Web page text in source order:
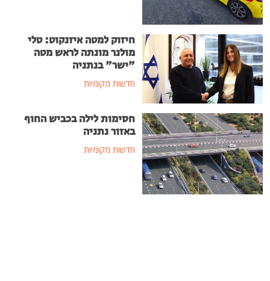
חיזוק למטה איזנקוט: טלי
מולנר מונתה לראש מטה
"ישר" בנתניה
חדשות מקומיות
חסימות לילה בכביש החוף
באזור נתניה
חדשות מקומיות